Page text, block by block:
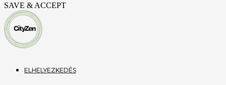
SAVE & ACCEPT
ELHELYEZKEDÉS